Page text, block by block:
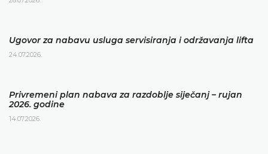
Ugovor za nabavu usluga servisiranja i održavanja lifta
24.07.2026.
Privremeni plan nabava za razdoblje siječanj – rujan
2026. godine
14.07.2026.